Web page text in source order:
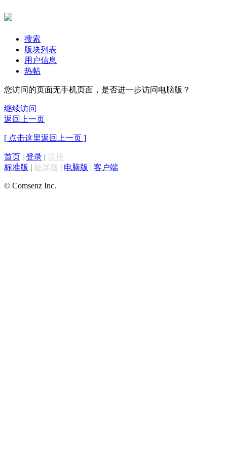
搜索
版块列表
用户信息
热帖
您访问的页面无手机页面，是否进一步访问电脑版？
继续访问
返回上一页
[ 点击这里返回上一页 ]
首页 | 登录 | 注册
标准版 | 触屏版 | 电脑版 | 客户端
© Comsenz Inc.